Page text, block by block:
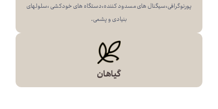
پورنوگرافی،سیگنال های مسدود کننده،دستگاه های خودکشی ،سلولهای
بنیادی و پشمی.
گیاهان